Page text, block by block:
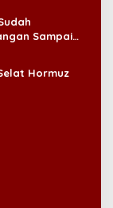
Sampai
Hormuz